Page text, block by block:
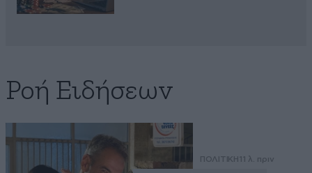
Ροή Ειδήσεων
ΠΟΛΙΤΙΚΗ 11 λ. πριν